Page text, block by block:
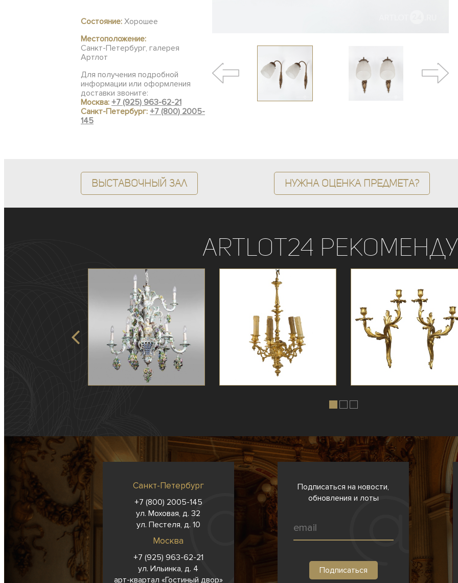
Состояние: Хорошее
Местоположение:
Санкт-Петербург, галерея
Артлот
Для получения подробной
информации или оформления
доставки звоните:
Москва: +7 (925) 963-62-21
Санкт-Петербург: +7 (800) 2005-
145
Выставочный зал Нужна оценка предмета?
ArtLot24
Санкт-Петербург
+7 (800) 2005-145
ул. Моховая, д. 32
ул. Пестеля, д. 10
Москва
+7 (925) 963-62-21
ул. Ильинка, д. 4
арт-квартал «Гостиный двор»
Подписаться на новости,
обновления и лоты